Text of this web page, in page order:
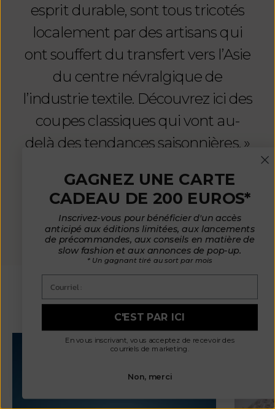
esprit durable, sont tous tricotés
localement par des artisans qui
ont souffert du transfert vers l’Asie
du centre névralgique de
l’industrie textile. Découvrez ici des
coupes classiques qui vont au-
delà des tendances saisonnières. »
tissu duveteux pull
JOURNAL
GAGNEZ UNE CARTE
CADEAU DE 200 EUROS*
Inscrivez-vous pour bénéficier d'un accès
anticipé aux éditions limitées, aux lancements
de précommandes, aux conseils en matière de
slow fashion et aux annonces de pop-up.
* Un gagnant tiré au sort par mois
C'EST PAR ICI
En vous inscrivant, vous acceptez de recevoir des
courriels de marketing.
Non, merci